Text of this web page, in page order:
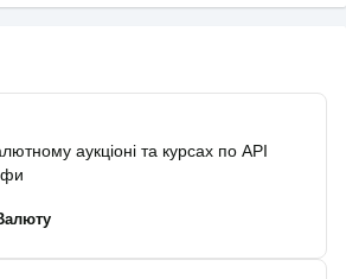
аукціоні та курсах по API